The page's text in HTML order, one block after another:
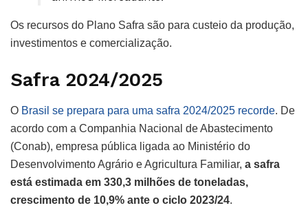
Os recursos do Plano Safra são para custeio da produção,
investimentos e comercialização.
Safra 2024/2025
O Brasil se prepara para uma safra 2024/2025 recorde. De
acordo com a Companhia Nacional de Abastecimento
(Conab), empresa pública ligada ao Ministério do
Desenvolvimento Agrário e Agricultura Familiar, a safra
está estimada em 330,3 milhões de toneladas,
crescimento de 10,9% ante o ciclo 2023/24.